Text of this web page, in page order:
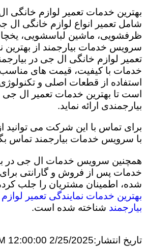
بهترین خدمات تعمیر لوازم خانگی
شامل تعمیر انواع لوازم خانگی ال
ظرفشویی، ماشین لباسشویی،
سرویس خدمات بیارجمند از بهترین
تعمیر لوازم خانگی ال جی در
خدمات با کیفیت، قیمت های
استفاده از قطعات اصلی و تکنولوژی
است تا بهترین خدمات تعمیر ال جی
بیارجمندی ارائه نماید.
برای تماس با این شرکت می توانید
با سرویس خدمات بیارجمند تماس
همچنین سرویس خدمات ال جی در
خدمات پس از فروش و گارانتی برای
شده، اطمینان مشتریان را جلب
بهترین خدمات نمایندگی تعمیر
بیارجمند شناخته شده است.
تاریخ انتشار:2/25/2025 12:00:00 AM